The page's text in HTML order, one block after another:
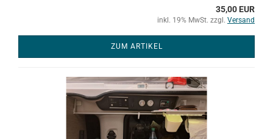
35,00 EUR
inkl. 19% MwSt. zzgl. Versand
ZUM ARTIKEL